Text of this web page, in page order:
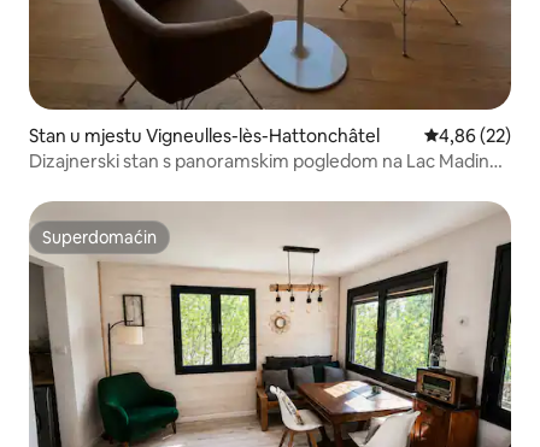
Stan u mjestu Vigneulles-lès-Hattonchâtel Prosječna
4,86 (22)
Dizajnerski stan s panoramskim pogledom na Lac Madine
Superdomaćin
Superdomaćin